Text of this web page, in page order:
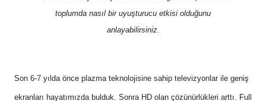
toplumda nasıl bir uyuşturucu etkisi olduğunu
anlayabilirsiniz.
Son 6-7 yılda önce plazma teknolojisine sahip televizyonlar ile geniş
ekranları hayatımızda bulduk. Sonra HD olan çözünürlükleri arttı. Full